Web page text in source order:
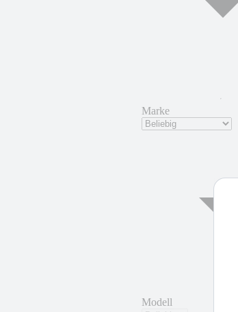
Marke
Modell